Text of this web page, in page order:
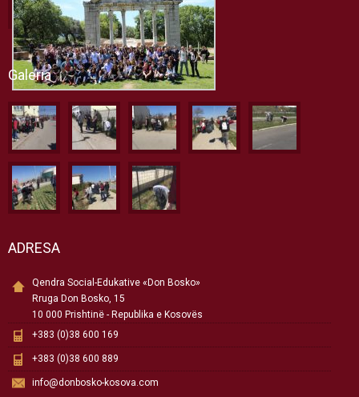
Galeria
ADRESA
Qendra Social-Edukative «Don Bosko»
Rruga Don Bosko, 15
10 000 Prishtinë - Republika e Kosovës
+383 (0)38 600 169
+383 (0)38 600 889
info@donbosko-kosova.com